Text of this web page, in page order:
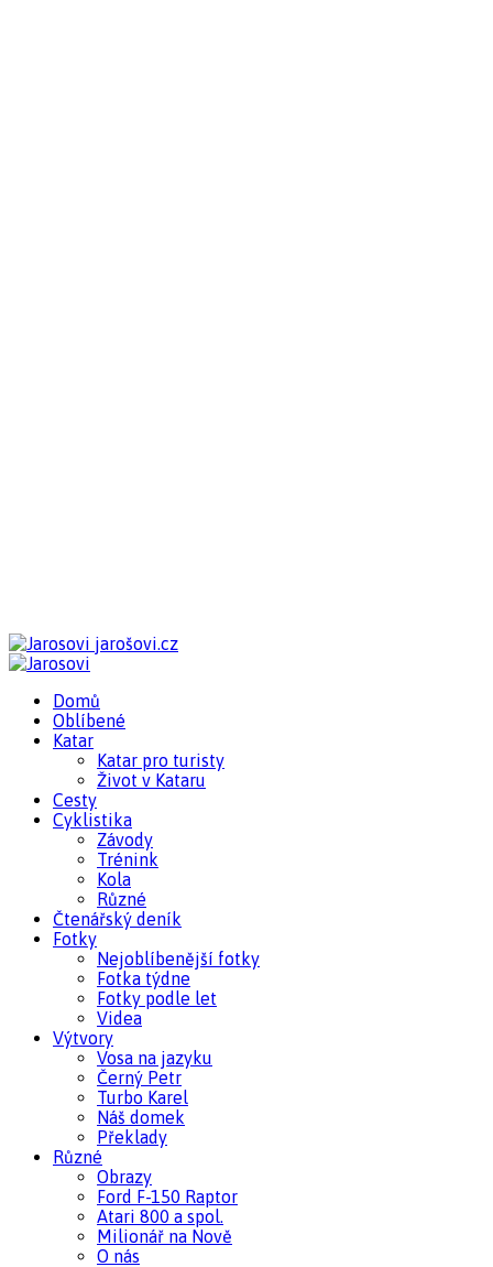
jarošovi.cz
Domů
Oblíbené
Katar
Katar pro turisty
Život v Kataru
Cesty
Cyklistika
Závody
Trénink
Kola
Různé
Čtenářský deník
Fotky
Nejoblíbenější fotky
Fotka týdne
Fotky podle let
Videa
Výtvory
Vosa na jazyku
Černý Petr
Turbo Karel
Náš domek
Překlady
Různé
Obrazy
Ford F-150 Raptor
Atari 800 a spol.
Milionář na Nově
O nás